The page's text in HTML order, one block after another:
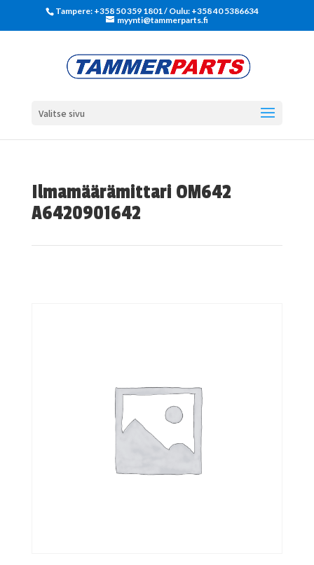
Tampere: +358 50 359 1801‬ / Oulu: +358 40 5386634
myynti@tammerparts.fi
Valitse sivu
Ilmamäärämittari OM642
A6420901642